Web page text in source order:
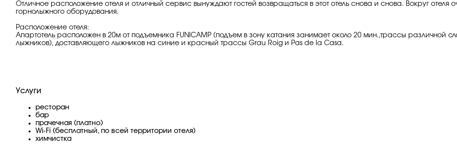
Отличное расположение отеля и отличный сервис вынуждают гостей возвращаться в этот отель снова и снова. Вокруг отеля
горнолыжного оборудования.
Расположение отеля:
Апартотель расположен в 20м от подъемника FUNICAMP (подъем в зону катания занимает около 20 мин.,трассы различной
лыжников), доставляющего лыжников на синие и красный трассы Grau Roig и Pas de la Casa.
Услуги
ресторан
бар
прачечная (платно)
Wi-Fi (бесплатный, по всей территории отеля)
химчистка